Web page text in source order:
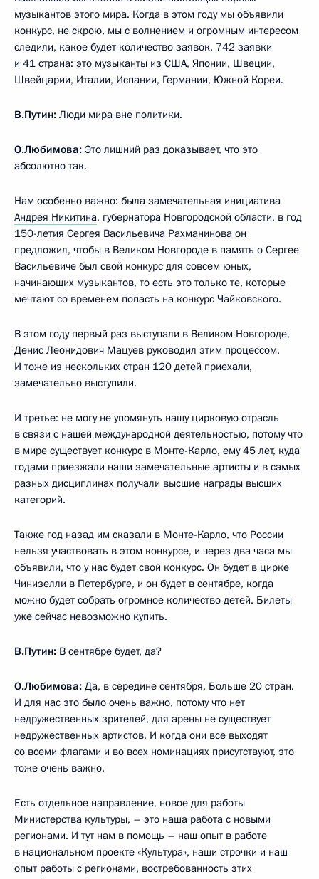
музыкантов этого мира. Когда в этом году мы объявили
конкурс, не скрою, мы с волнением и огромным интересом
следили, какое будет количество заявок. 742 заявки
и 41 страна: это музыканты из США, Японии, Швеции,
Швейцарии, Италии, Испании, Германии, Южной Кореи.
В.Путин: Люди мира вне политики.
О.Любимова: Это лишний раз доказывает, что это
абсолютно так.
Нам особенно важно: была замечательная инициатива
Андрея Никитина, губернатора Новгородской области, в год
150-летия Сергея Васильевича Рахманинова он
предложил, чтобы в Великом Новгороде в память о Сергее
Васильевиче был свой конкурс для совсем юных,
начинающих музыкантов, то есть это только те, которые
мечтают со временем попасть на конкурс Чайковского.
В этом году первый раз выступали в Великом Новгороде,
Денис Леонидович Мацуев руководил этим процессом.
И тоже из нескольких стран 120 детей приехали,
замечательно выступили.
И третье: не могу не упомянуть нашу цирковую отрасль
в связи с нашей международной деятельностью, потому что
в мире существует конкурс в Монте-Карло, ему 45 лет, куда
годами приезжали наши замечательные артисты и в самых
разных дисциплинах получали высшие награды высших
категорий.
Также год назад им сказали в Монте-Карло, что России
нельзя участвовать в этом конкурсе, и через два часа мы
объявили, что у нас будет свой конкурс. Он будет в цирке
Чинизелли в Петербурге, и он будет в сентябре, когда
можно будет собрать огромное количество детей. Билеты
уже сейчас невозможно купить.
В.Путин: В сентябре будет, да?
О.Любимова: Да, в середине сентября. Больше 20 стран.
И для нас это было очень важно, потому что нет
недружественных зрителей, для арены не существует
недружественных артистов. И когда они все выходят
со всеми флагами и во всех номинациях присутствуют, это
тоже очень важно.
Есть отдельное направление, новое для работы
Министерства культуры, – это наша работа с новыми
регионами. И тут нам в помощь – наш опыт в работе
в национальном проекте «Культура», наши строчки и наш
опыт работы с регионами, востребованность этих